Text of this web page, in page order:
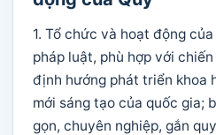
1. Tổ chức và hoạt động
pháp luật, phù hợp với
định hướng phát triển khoa
mới sáng tạo của quốc gia;
gọn, chuyên nghiệp, gắn